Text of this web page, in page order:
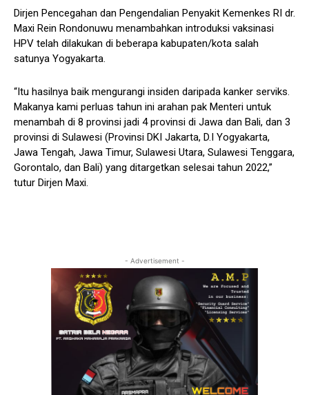
Dirjen Pencegahan dan Pengendalian Penyakit Kemenkes RI dr.
Maxi Rein Rondonuwu menambahkan introduksi vaksinasi
HPV telah dilakukan di beberapa kabupaten/kota salah
satunya Yogyakarta.
“Itu hasilnya baik mengurangi insiden daripada kanker serviks.
Makanya kami perluas tahun ini arahan pak Menteri untuk
menambah di 8 provinsi jadi 4 provinsi di Jawa dan Bali, dan 3
provinsi di Sulawesi (Provinsi DKI Jakarta, D.I Yogyakarta,
Jawa Tengah, Jawa Timur, Sulawesi Utara, Sulawesi Tenggara,
Gorontalo, dan Bali) yang ditargetkan selesai tahun 2022,”
tutur Dirjen Maxi.
- Advertisement -